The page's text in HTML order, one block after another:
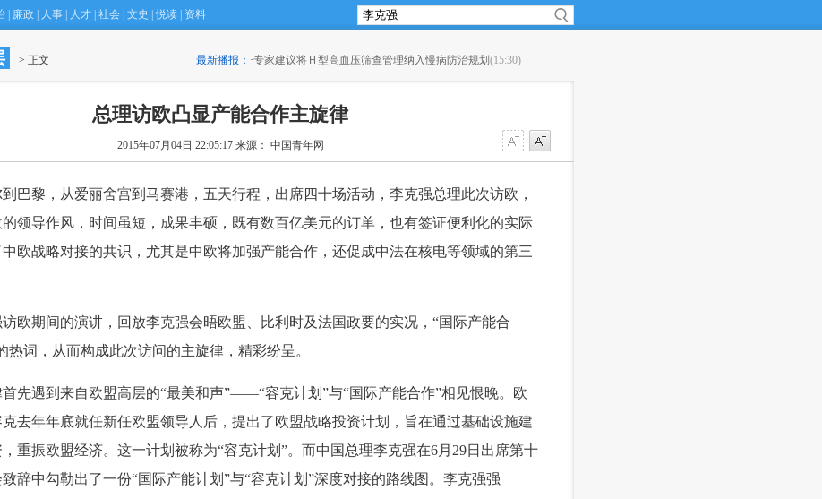
廉政 人事 人才 社会 文史 悦读 资料
> 正文 最新播报： ·专家建议将Ｈ型高血压筛查管理纳入慢病防治规划 (15:30)
总理访欧凸显产能合作主旋律
2015年07月04日 22:05:17 来源： 中国青年网
黎，从爱丽舍宫到马赛港，五天行程，出席四十场活动，李克强总理此次访欧，
领导作风，时间虽短，成果丰硕，既有数百亿美元的订单，也有签证便利化的实际
欧战略对接的共识，尤其是中欧将加强产能合作，还促成中法在核电等领域的第三
期间的演讲，回放李克强会晤欧盟、比利时及法国政要的实况，“国际产能合
热词，从而构成此次访问的主旋律，精彩纷呈。
遇到来自欧盟高层的“最美和声”——“容克计划”与“国际产能合作”相见恨晚。欧
去年年底就任新任欧盟领导人后，提出了欧盟战略投资计划，旨在通过基础设施建
重振欧盟经济。这一计划被称为“容克计划”。而中国总理李克强在6月29日出席第十
辞中勾勒出了一份“国际产能计划”与“容克计划”深度对接的路线图。李克强强